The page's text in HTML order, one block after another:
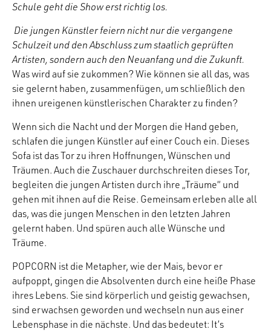
Schule geht die Show erst richtig los.
Die jungen Künstler feiern nicht nur die vergangene
Schulzeit und den Abschluss zum staatlich geprüften
Artisten, sondern auch den Neuanfang und die Zukunft.
Was wird auf sie zukommen? Wie können sie all das, was
sie gelernt haben, zusammenfügen, um schließlich den
ihnen ureigenen künstlerischen Charakter zu finden?
Wenn sich die Nacht und der Morgen die Hand geben,
schlafen die jungen Künstler auf einer Couch ein. Dieses
Sofa ist das Tor zu ihren Hoffnungen, Wünschen und
Träumen. Auch die Zuschauer durchschreiten dieses Tor,
begleiten die jungen Artisten durch ihre „Träume“ und
gehen mit ihnen auf die Reise. Gemeinsam erleben alle all
das, was die jungen Menschen in den letzten Jahren
gelernt haben. Und spüren auch alle Wünsche und
Träume.
POPCORN ist die Metapher, wie der Mais, bevor er
aufpoppt, gingen die Absolventen durch eine heiße Phase
ihres Lebens. Sie sind körperlich und geistig gewachsen,
sind erwachsen geworden und wechseln nun aus einer
Lebensphase in die nächste. Und das bedeutet: It’s